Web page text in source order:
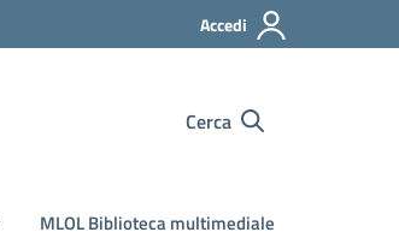
Accedi
Cerca
MLOL Biblioteca multimediale